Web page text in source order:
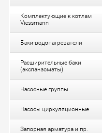
Комплектующие к котлам
Viessmann
Баки-водонагреватели
Расширительные баки
(экспанзоматы)
Насосные группы
Насосы циркуляционные
Запорная арматура и пр.